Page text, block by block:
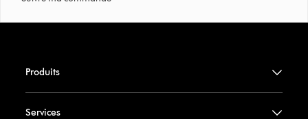
Produits
Services